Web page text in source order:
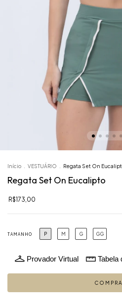
Início VESTUÁRIO Regata Set On
Regata Set On Eucalipto
R$173,00
TAMANHO P M G GG
Provador Virtual Tabela